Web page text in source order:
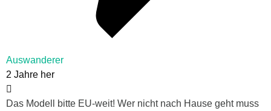
Auswanderer
2 Jahre her
Das Modell bitte EU-weit! Wer nicht nach Hause geht muss